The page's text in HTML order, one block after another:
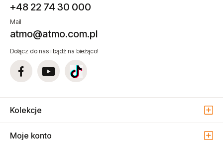
+48 22 74 30 000
Mail
atmo@atmo.com.pl
Dołącz do nas i bądź na bieżąco!
Kolekcje
Moje konto